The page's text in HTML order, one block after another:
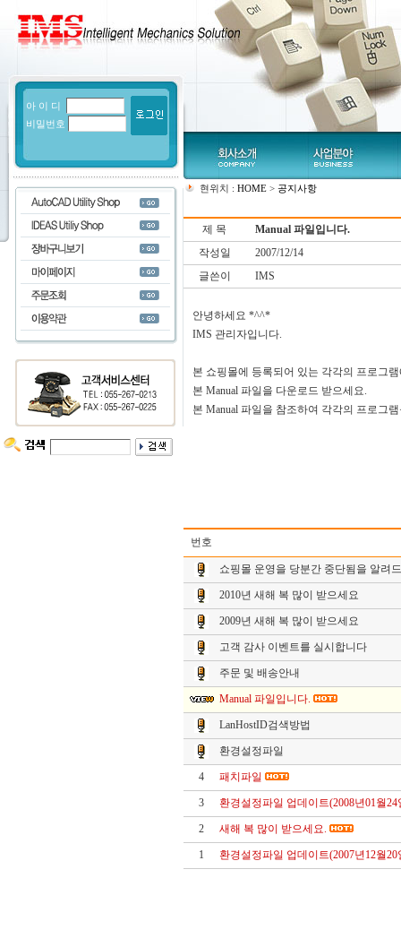
아 이 디
비밀번호
현위치 : HOME > 공지사항
제 목
Manual 파일입니다.
작성일
2007/12/14
글쓴이
IMS
안녕하세요 *^^*
IMS 관리자입니다.
본 쇼핑몰에 등록되어 있는 각각의 프로그
본 Manual 파일을 다운로드 받으세요.
본 Manual 파일을 참조하여 각각의 프로그
번호
쇼핑몰 운영을 당분간 중단됨을 알려
2010년 새해 복 많이 받으세요
2009년 새해 복 많이 받으세요
고객 감사 이벤트를 실시합니다
주문 및 배송안내
Manual 파일입니다.
LanHostID검색방법
환경설정파일
4 패치파일
3 환경설정파일 업데이트(2008년01월
2 새해 복 많이 받으세요.
1 환경설정파일 업데이트(2007년12월